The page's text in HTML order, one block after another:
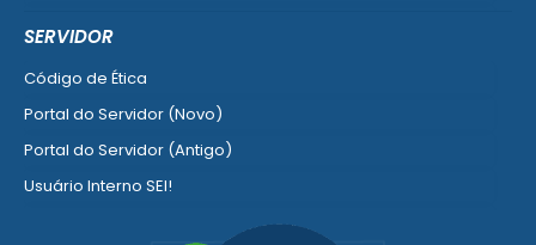
SERVIDOR
Código de Ética
Portal do Servidor (Novo)
Portal do Servidor (Antigo)
Usuário Interno SEI!